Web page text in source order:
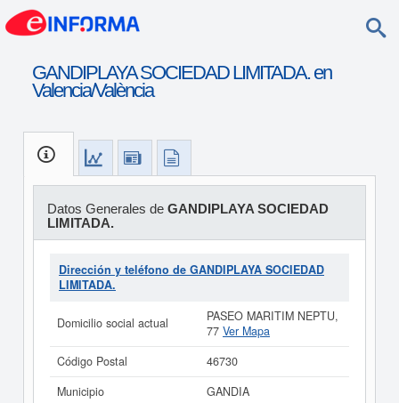
GANDIPLAYA SOCIEDAD LIMITADA. en
Valencia/València
Datos Generales de GANDIPLAYA SOCIEDAD
LIMITADA.
Dirección y teléfono de GANDIPLAYA SOCIEDAD
LIMITADA.
Domicilio social actual
PASEO MARITIM NEPTU,
77 Ver Mapa
Código Postal
46730
Municipio
GANDIA